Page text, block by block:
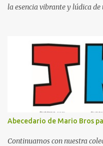
la esencia vibrante y lúdica
tipografía clásica y robusta
décadas. En esta primera
Identidad Visual: Un diseño
que resaltan sobre cualquier
secuencia dinámica que
Luigi, y los tonos azul y
juego. Contenido Actual: La
la letra A hasta la M,
que define a toda la
Abecedario de Mario Bros
Continuamos con nuestra